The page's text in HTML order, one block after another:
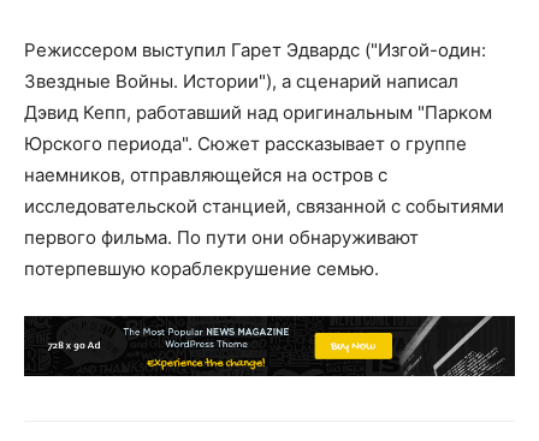
Режиссером выступил Гарет Эдвардс ("Изгой-один:
Звездные Войны. Истории"), а сценарий написал
Дэвид Кепп, работавший над оригинальным "Парком
Юрского периода". Сюжет рассказывает о группе
наемников, отправляющейся на остров с
исследовательской станцией, связанной с событиями
первого фильма. По пути они обнаруживают
потерпевшую кораблекрушение семью.